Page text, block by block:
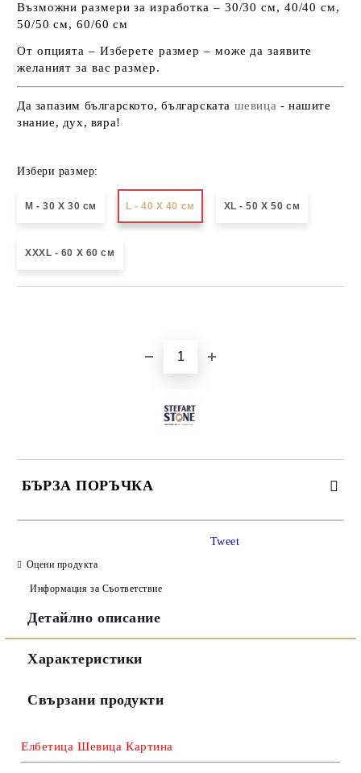
Възможни размери за изработка – 30/30 см, 40/40 см,
50/50 см, 60/60 см
От опцията – Изберете размер – може да заявите
желаният за вас размер.
Да запазим българското, българската шевица - нашите
знание, дух, вяра!
Избери размер:
М - 30 Х 30 см L - 40 X 40 см XL - 50 X 50 см
XXXL - 60 X 60 см
БЪРЗА ПОРЪЧКА
Ние ще се свържем с вас в рамките на работния ден.
Tweet
Оцени продукта
Информация за Съответствие
Детайлно описание
Характеристики
Свързани продукти
Елбетица Шевица Картина